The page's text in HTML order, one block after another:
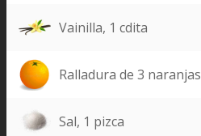
Vainilla, 1 cdita
Ralladura de 3 naranjas
Sal, 1 pizca